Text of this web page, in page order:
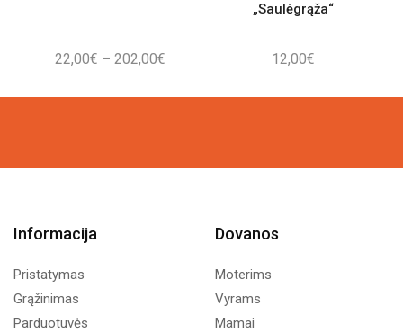
22,00€ – 202,00€Price
22,00€
„Saulėgrąža“
12,00€
Informacija
Pristatymas
Grąžinimas
Parduotuvės
Dovanos
Moterims
Vyrams
Mamai